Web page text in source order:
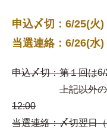
申込〆切：6/25(火
当選連絡：6/26(水)
申込〆切：第１回は
上記以外
12:00
当選連絡：〆切翌日